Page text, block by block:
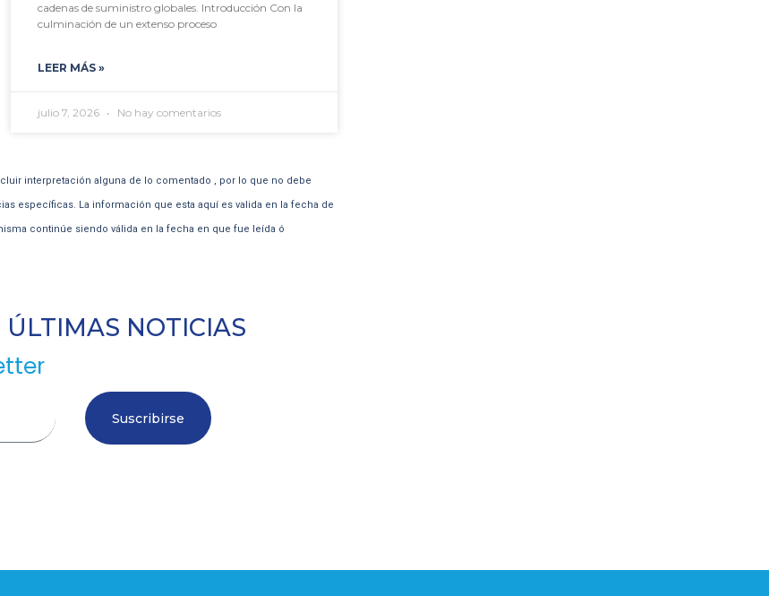
cadenas de suministro globales. Introducción Con la
culminación de un extenso proceso
LEER MÁS »
julio 7, 2026 No hay comentarios
interpretación alguna de lo comentado , por lo que no debe
específicas. La información que esta aquí es valida en la fecha de
continúe siendo válida en la fecha en que fue leída ó
NOTICIAS
Suscribirse